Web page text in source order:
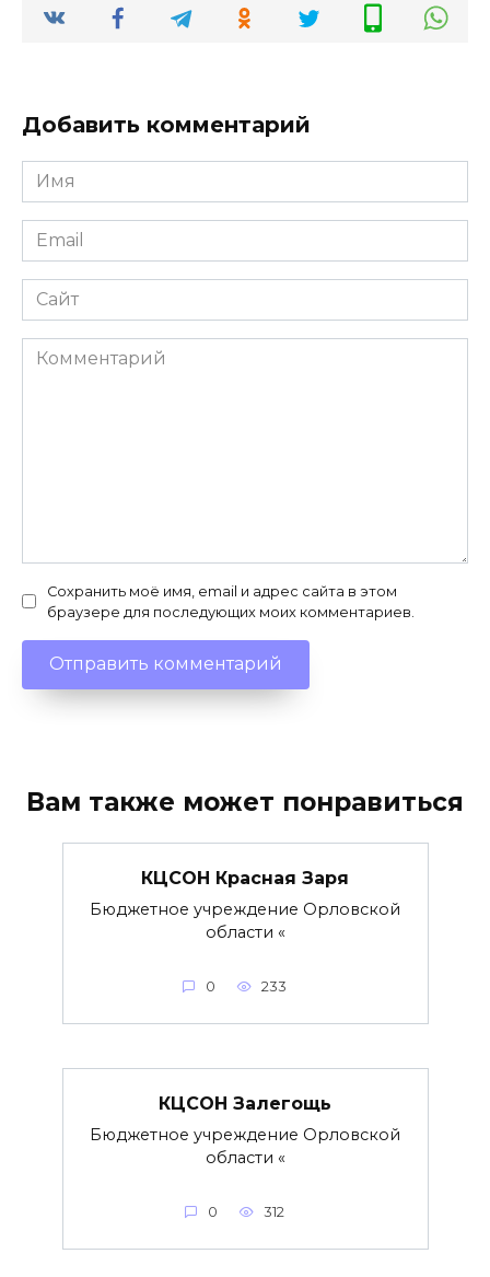
Добавить комментарий
Имя
*
Email
*
Сайт
Комментарий
Сохранить моё имя, email и адрес сайта в этом
браузере для последующих моих комментариев.
Вам также может понравиться
КЦСОН Красная Заря
Бюджетное учреждение Орловской
области «
0 233
КЦСОН Залегощь
Бюджетное учреждение Орловской
области «
0 312